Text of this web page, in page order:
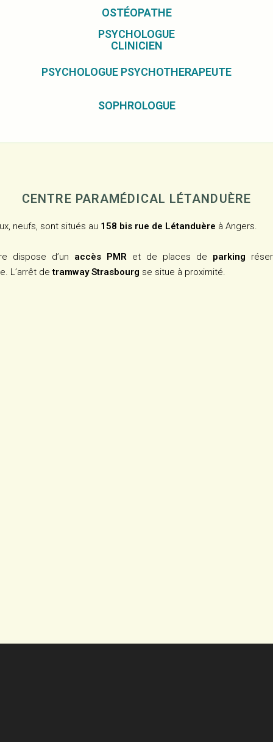
OSTÉOPATHE
PSYCHOLOGUE
CLINICIEN
PSYCHOLOGUE PSYCHOTHERAPEUTE
SOPHROLOGUE
CENTRE PARAMÉDICAL LÉTANDUÈRE
neufs, sont situés au 158 bis rue de Létanduère à Angers.
dispose d’un accès PMR et de places de parking
L’arrêt detramway Strasbourg se situe à proximité.